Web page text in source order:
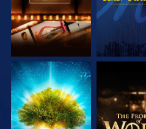
A SOROZAT
RÉSZEI
A SOROZAT
RÉSZEI